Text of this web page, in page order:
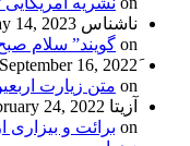
ناشناس 14, 2023
on گویند” سلام
September 16, 2022
on متن زیارت
آزیتا 24, 2022
on برائت و